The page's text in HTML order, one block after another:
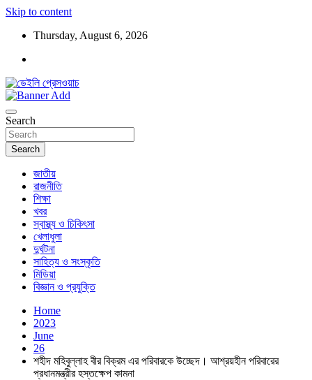
Skip to content
Thursday, August 6, 2026
ডেইলি প্রেসওয়াচ
Search
Search
জাতীয়
রাজনীতি
শিক্ষা
খবর
স্বাস্থ্য ও চিকিৎসা
খেলাধুলা
দুর্ঘটনা
সাহিত্য ও সংস্কৃতি
মিডিয়া
বিজ্ঞান ও প্রযুক্তি
Home
2023
June
26
শহীদ মহিবুল্লাহ বীর বিক্রম এর পরিবারকে উচ্ছেদ। আশ্রয়হীন পরিবারের
প্রধানমন্ত্রীর হস্তক্ষেপ কামনা